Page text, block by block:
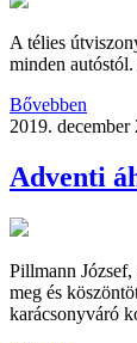
A télies
minden
Bővebben
2019.
Adventi
Pillmann
meg és
karácsonyváró